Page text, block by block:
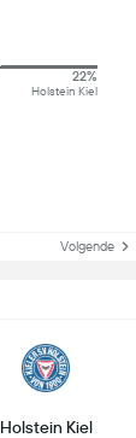
22%
Holstein Kiel
Volgende
Holstein Kiel